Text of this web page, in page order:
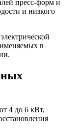
пресс-форм и
и низкого
в
4 до 6 кВт,